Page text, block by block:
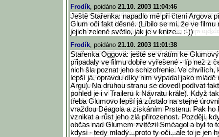
Frodík, poidáno 21.10. 2003 11:04:46
Ještě Stařenka: napadlo mě při čtení Argova
Glum oči fakt děsné. (Líbilo se mi, že ve filmu
jejich zelené světlo, jak je v knize... :-))
Frodík, poidáno 21.10. 2003 11:01:38
Stařenka Oggová: ještě se vrátím ke
připadaly ve filmu dobře vyřešené - líp než z
nich šla poznat jeho schizofrenie. Ve chvílích,
lepší já, opravdu díky nim vypadal jako mládě
Argu). Na druhou stranu se dovedl podívat
pohled je i v Traileru k Návratu krále). Když
třeba Glumovo lepší já zůstalo na stejné
vraždou Déagola a získáním Prstenu. Pak ho
vznikat a růst jeho zlá přirozenost. Později,
občas nad Glumem zvítězil Sméagol a byl to
kdysi - tedy mladý...proto ty oči...ale to je jen